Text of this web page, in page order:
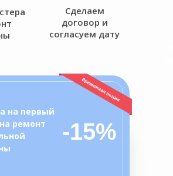
на первый
ремонт
-15%
Сделаем
договор и
согласуем дату